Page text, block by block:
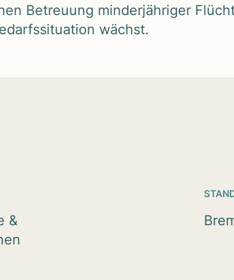
Betreu­ung min­der­jäh­ri­ger
wächst.
&